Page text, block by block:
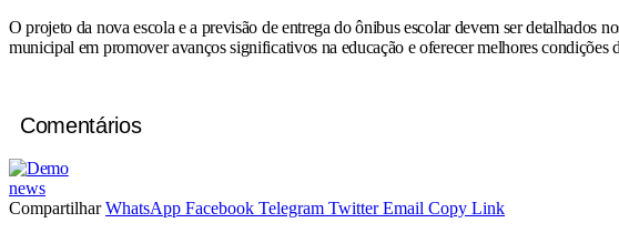
O projeto da nova escola e a previsão de entrega do ônibus escolar devem ser detalhados
municipal em promover avanços significativos na educação e oferecer melhores condições
Comentários
news
Compartilhar WhatsApp Facebook Telegram Twitter Email Copy Link